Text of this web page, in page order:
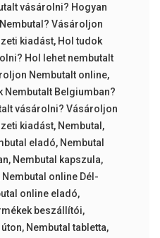
vásárolni? Hogyan
Vásároljon
kiadást, Hol tudok
Hol lehet nembutalt
Nembutalt online,
Nembutalt Belgiumban?
vásárolni? Vásároljon
kiadást, Nembutal ,
eladó, Nembutal
, Nembutal kapszula,
Nembutal online Dél-
online eladó,
beszállítói,
, Nembutal tabletta,